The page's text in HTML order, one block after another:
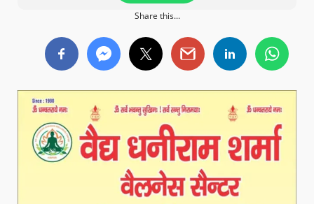
Share this...